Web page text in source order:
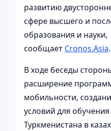
развитию
сфере высшего и
образования и науки,
сообщает Cronos.Asia.
В ходе беседы
расширение
мобильности,
условий для
Туркменистана в